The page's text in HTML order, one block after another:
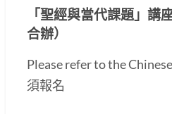
「聖經與當代課題」講
合辦）
Please refer to the
須報名